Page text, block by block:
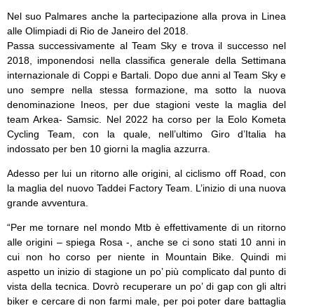
Nel suo Palmares anche la partecipazione alla prova in Linea
alle Olimpiadi di Rio de Janeiro del 2018.
Passa successivamente al Team Sky e trova il successo nel
2018, imponendosi nella classifica generale della Settimana
internazionale di Coppi e Bartali. Dopo due anni al Team Sky e
uno sempre nella stessa formazione, ma sotto la nuova
denominazione Ineos, per due stagioni veste la maglia del
team Arkea- Samsic. Nel 2022 ha corso per la Eolo Kometa
Cycling Team, con la quale, nell’ultimo Giro d’Italia ha
indossato per ben 10 giorni la maglia azzurra.
Adesso per lui un ritorno alle origini, al ciclismo off Road, con
la maglia del nuovo Taddei Factory Team. L’inizio di una nuova
grande avventura.
“Per me tornare nel mondo Mtb è effettivamente di un ritorno
alle origini – spiega Rosa -, anche se ci sono stati 10 anni in
cui non ho corso per niente in Mountain Bike. Quindi mi
aspetto un inizio di stagione un po’ più complicato dal punto di
vista della tecnica. Dovrò recuperare un po’ di gap con gli altri
biker e cercare di non farmi male, per poi poter dare battaglia